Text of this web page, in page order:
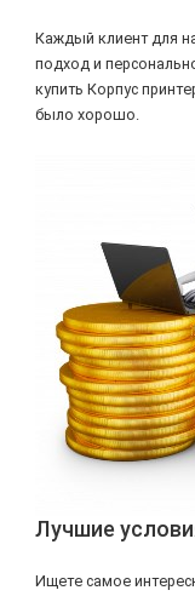
Каждый клиент для
подход и
купить Корпус
было хорошо.
Лучшие
Ищете самое